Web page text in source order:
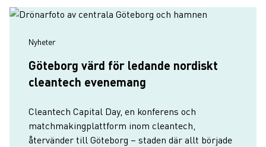
Nyheter
Göteborg värd för ledande nordiskt
cleantech evenemang
Cleantech Capital Day, en konferens och
matchmakingplattform inom cleantech,
återvänder till Göteborg – staden där allt började